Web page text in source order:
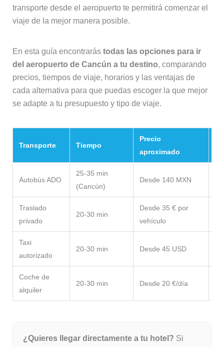
transporte desde el aeropuerto te permitirá comenzar el
viaje de la mejor manera posible.
En esta guía encontrarás todas las opciones para ir
del aeropuerto de Cancún a tu destino, comparando
precios, tiempos de viaje, horarios y las ventajas de
cada alternativa para que puedas escoger la que mejor
se adapte a tu presupuesto y tipo de viaje.
Transporte Tiempo
Precio
aproximado
Autobús ADO
25-35 min
(Cancún)
Desde 140 MXN
Traslado
privado
20-30 min
Desde 35 € por
vehículo
Taxi
autorizado
20-30 min Desde 45 USD
Coche de
alquiler
20-30 min Desde 20 €/día
¿Quieres llegar directamente a tu hotel? Si